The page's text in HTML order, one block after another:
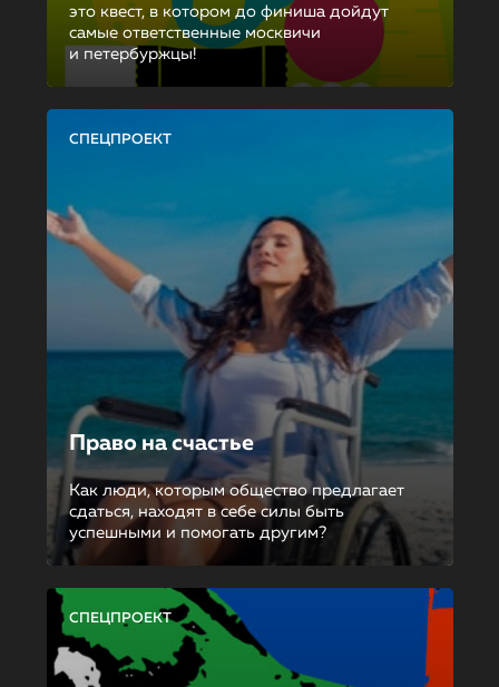
это квест, в котором до финиша дойдут
самые ответственные москвичи
и петербуржцы!
СПЕЦПРОЕКТ
Право на счастье
Как люди, которым общество предлагает
сдаться, находят в себе силы быть
успешными и помогать другим?
СПЕЦПРОЕКТ